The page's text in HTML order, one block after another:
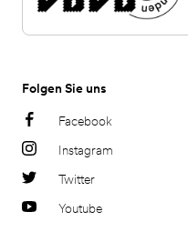
Folgen Sie uns
Facebook
Instagram
Twitter
Youtube